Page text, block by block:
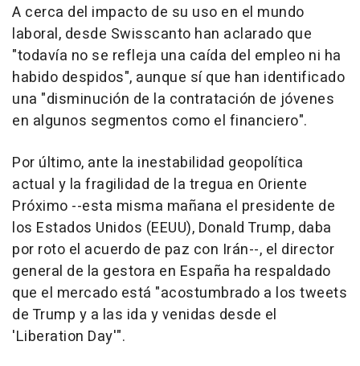
A cerca del impacto de su uso en el mundo
laboral, desde Swisscanto han aclarado que
"todavía no se refleja una caída del empleo ni ha
habido despidos", aunque sí que han identificado
una "disminución de la contratación de jóvenes
en algunos segmentos como el financiero".
Por último, ante la inestabilidad geopolítica
actual y la fragilidad de la tregua en Oriente
Próximo --esta misma mañana el presidente de
los Estados Unidos (EEUU), Donald Trump, daba
por roto el acuerdo de paz con Irán--, el director
general de la gestora en España ha respaldado
que el mercado está "acostumbrado a los tweets
de Trump y a las ida y venidas desde el
'Liberation Day'".